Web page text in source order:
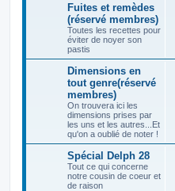
Fuites et remèdes
(réservé membres)
Toutes les recettes pour
éviter de noyer son
pastis
Dimensions en
tout genre(réservé
membres)
On trouvera ici les
dimensions prises par
les uns et les autres...Et
qu'on a oublié de noter !
Spécial Delph 28
Tout ce qui concerne
notre cousin de coeur et
de raison